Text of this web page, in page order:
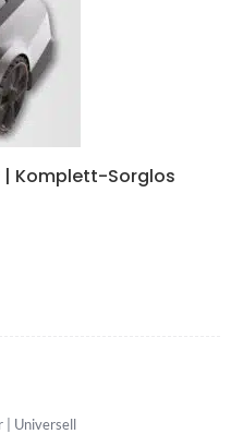
| Komplett-Sorglos
| Universell